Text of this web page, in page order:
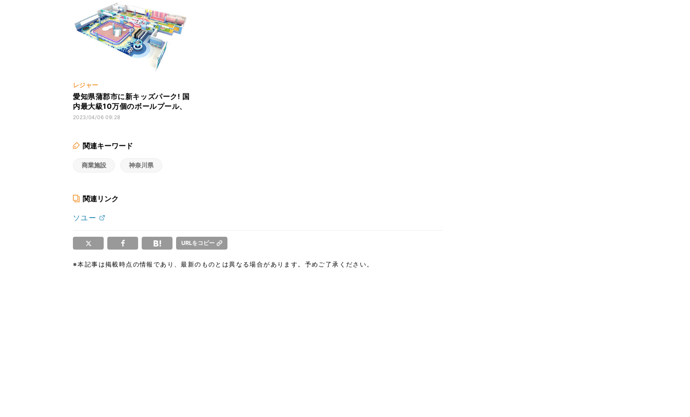
レジャー
愛知県蒲郡市に新キッズパーク! 国
内最大級10万個のボールプール、
VR技術を駆使したすべり台も
2023/04/06 09:28
関連キーワード
商業施設 神奈川県
関連リンク
ソユー
URLをコピー
※本記事は掲載時点の情報であり、最新のものとは異なる場合があります。予めご了承ください。